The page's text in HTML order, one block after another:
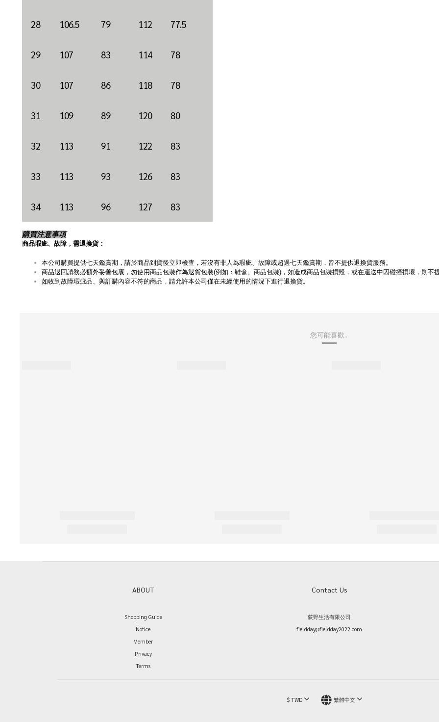
28 106.5 79 112 77.5
29 107 83 114 78
30 107 86 118 78
31 109 89 120 80
32 113 91 122 83
33 113 93 126 83
34 113 96 127 83
購買注意事項
商品瑕疵、故障，需退換貨：
本公司購買提供七天鑑賞期，請於商品到貨後立即檢查，若沒有非人為瑕疵、故障或超過七天鑑賞期，皆不提供退換貨服務。
商品退回請務必額外妥善包裹，勿使用商品包裝作為退貨包裝(例如：鞋盒、商品包裝)，如造成商品包裝損毀，或在運送中因碰撞損壞，則不提
如收到故障瑕疵品、與訂購內容不符的商品，請允許本公司僅在未經使用的情況下進行退換貨。
您可能喜歡...
ABOUT
Shopping Guide
Notice
Member
Privacy
Terms
Contact Us
荻野生活有限公司
fieldday@fieldday2022.com
$ TWD 繁體中文